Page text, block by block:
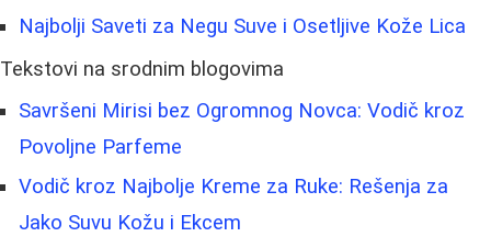
Najbolji Saveti za Negu Suve i Osetljive Kože Lica
Tekstovi na srodnim blogovima
Savršeni Mirisi bez Ogromnog Novca: Vodič kroz
Povoljne Parfeme
Vodič kroz Najbolje Kreme za Ruke: Rešenja za
Jako Suvu Kožu i Ekcem